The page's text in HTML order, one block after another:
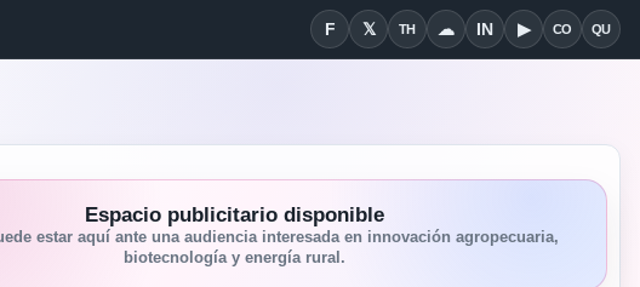
FFacebook
𝕏
X THThreads
☁Bluesky
INLinkedin
▶YouTube
CO QU
Espacio publicitario disponible
estar aquí ante una audiencia interesada en innovación agropecuaria,
biotecnología y energía rural.